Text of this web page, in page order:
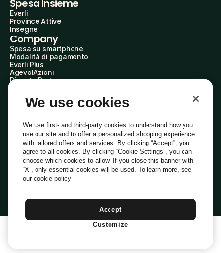
Spesa insieme
Everli
Province Attive
Insegne
Company
Spesa su smartphone
Modalità di pagamento
Everli Plus
AgevolAzioni
Diventa Partner
Everli Shoppers
About Us
Everli News
Domande frequenti
Lavora con noi
Diventa Shopper
Investitori
PrivacyCookiePreferenze Cookie
Termini e CondizioniCodice Etico
Indirizzo PEC: everli@pec.it - indirizzo DPO: dpo@everli.com
Italiano
We use cookies
We use first- and third-party cookies to understand how you
use our site and to offer a personalized shopping experience
with tailored offers and services. By clicking “Accept”, you
agree to all cookies. By clicking “Cookie Settings”, you can
choose which cookies to allow. If you close this banner with
“X”, only essential cookies will be used. To learn more, see
our cookie policy
Accept
Customize